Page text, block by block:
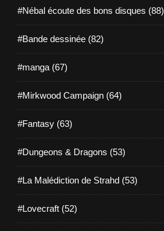
#Nébal écoute des bons disques (88)
#Bande dessinée (82)
#manga (67)
#Mirkwood Campaign (64)
#Fantasy (63)
#Dungeons & Dragons (53)
#La Malédiction de Strahd (53)
#Lovecraft (52)